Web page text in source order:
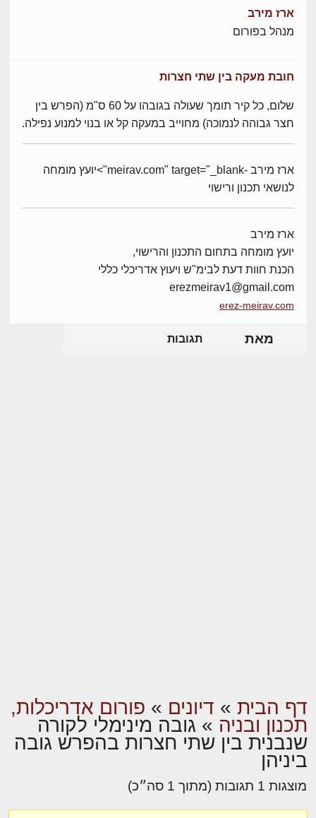
ארז מירב
מנהל בפורום
חובת מעקה בין שתי חצרות
שלום, כל קיר תומך שעולה בגובהו על 60 ס"מ (הפרש בין
חצר גבוהה לנמוכה) מחוייב במעקה קל או בנוי למנוע נפילה.
ארז מירב -meirav.com" target="_blank">יועץ מומחה
לנושאי תכנון ורישוי
ארז מירב
יועץ מומחה בתחום התכנון והרישוי,
הכנת חוות דעת לבימ"ש ויעוץ אדריכלי כללי
erezmeirav1@gmail.com
erez-meirav.com
מאת תגובות
דף הבית » דיונים » פורום אדריכלות,
תכנון ובניה » גובה מינימלי לקורה
שנבנית בין שתי חצרות בהפרש גובה
ביניהן
מוצגות 1 תגובות (מתוך 1 סה״כ)